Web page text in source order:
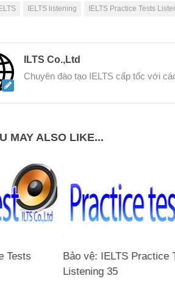
IELTS IELTS listening IELTS Practice Tests
ILTS Co.,Ltd
Chuyên đào tạo IELTS cấp tốc với
MAY ALSO LIKE...
Bảo vệ: IELTS Practice
Listening 35
Tests